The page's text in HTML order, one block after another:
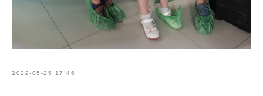
2022-05-25 17:46